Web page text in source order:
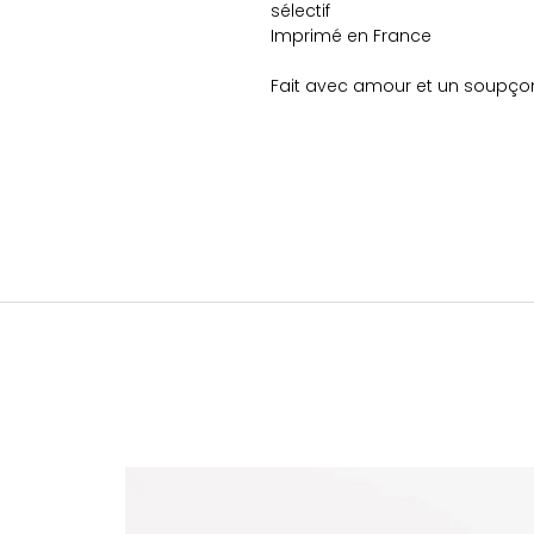
sélectif
Imprimé en France
Fait avec amour et un